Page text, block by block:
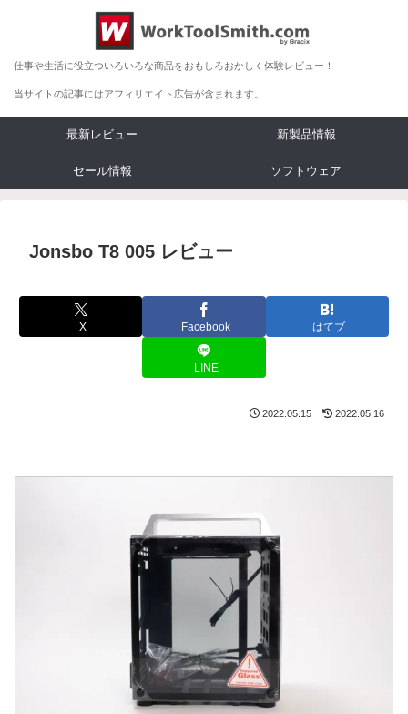
仕事や生活に役立ついろいろな商品をおもしろおかしく体験レビュー！
当サイトの記事にはアフィリエイト広告が含まれます。
最新レビュー 新製品情報
セール情報 ソフトウェア
Jonsbo T8 005 レビュー
X Facebook はてブ
LINE
2022.05.15 2022.05.16